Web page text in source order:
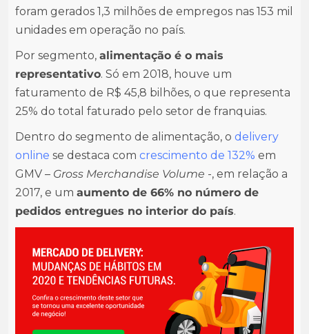
foram gerados 1,3 milhões de empregos nas 153 mil
unidades em operação no país.
Por segmento, alimentação é o mais
representativo. Só em 2018, houve um
faturamento de R$ 45,8 bilhões, o que representa
25% do total faturado pelo setor de franquias.
Dentro do segmento de alimentação, o delivery
online se destaca com crescimento de 132% em
GMV – Gross Merchandise Volume -, em relação a
2017, e um aumento de 66% no número de
pedidos entregues no interior do país.